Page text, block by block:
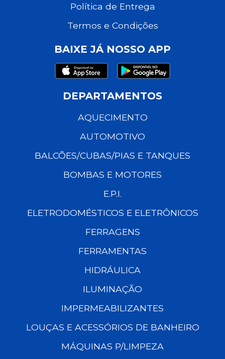
Política de Entrega
Termos e Condições
BAIXE JÁ NOSSO APP
DEPARTAMENTOS
AQUECIMENTO
AUTOMOTIVO
BALCÕES/CUBAS/PIAS E TANQUES
BOMBAS E MOTORES
E.P.I.
ELETRODOMÉSTICOS E ELETRÔNICOS
FERRAGENS
FERRAMENTAS
HIDRÁULICA
ILUMINAÇÃO
IMPERMEABILIZANTES
LOUÇAS E ACESSÓRIOS DE BANHEIRO
MÁQUINAS P/LIMPEZA